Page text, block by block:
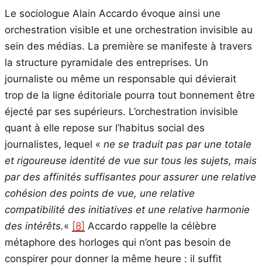
Le sociologue Alain Accardo évoque ainsi une
orchestration visible et une orchestration invisible au
sein des médias. La première se manifeste à travers
la structure pyramidale des entreprises. Un
journaliste ou même un responsable qui dévierait
trop de la ligne éditoriale pourra tout bonnement être
éjecté par ses supérieurs. L’orchestration invisible
quant à elle repose sur l’habitus social des
journalistes, lequel « ne se traduit pas par une totale
et rigoureuse identité de vue sur tous les sujets, mais
par des affinités suffisantes pour assurer une relative
cohésion des points de vue, une relative
compatibilité des initiatives et une relative harmonie
des intérêts.« [8] Accardo rappelle la célèbre
métaphore des horloges qui n’ont pas besoin de
conspirer pour donner la même heure : il suffit